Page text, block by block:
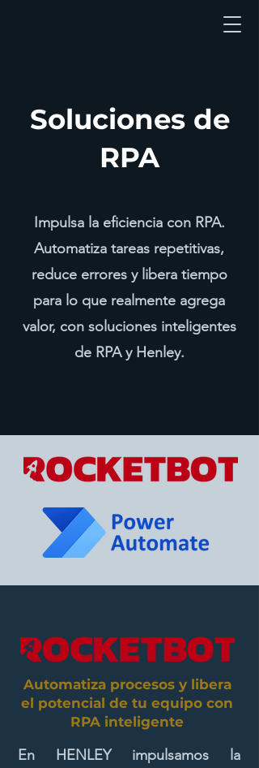
Soluciones de
RPA
Impulsa la eficiencia con RPA.
Automatiza tareas repetitivas,
reduce errores y libera tiempo
para lo que realmente agrega
valor, con soluciones inteligentes
de RPA y Henley.
Automatiza procesos y libera
el potencial de tu equipo con
RPA inteligente
En HENLEY impulsamos la